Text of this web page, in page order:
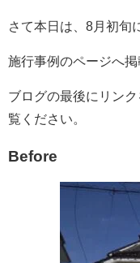
さて本日は、8月初旬
施行事例のページへ掲
ブログの最後にリン
覧ください。
Before